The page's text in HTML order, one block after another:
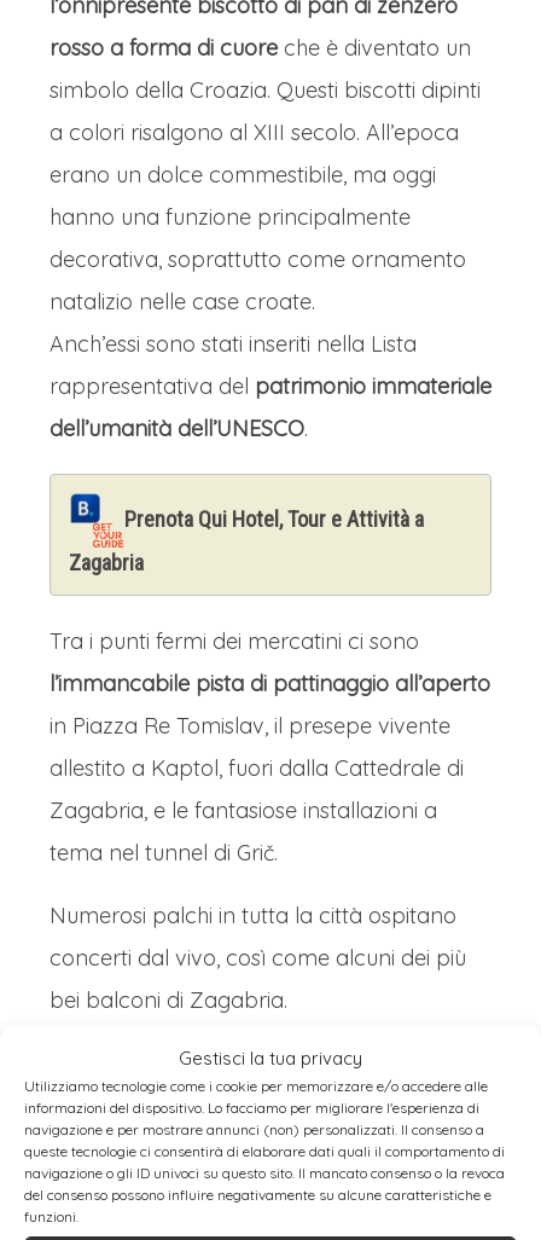
Gestisci la tua privacy
Utilizziamo tecnologie come i cookie per memorizzare e/o accedere alle
informazioni del dispositivo. Lo facciamo per migliorare l'esperienza di
navigazione e per mostrare annunci (non) personalizzati. Il consenso a
queste tecnologie ci consentirà di elaborare dati quali il comportamento di
navigazione o gli ID univoci su questo sito. Il mancato consenso o la revoca
del consenso possono influire negativamente su alcune caratteristiche e
funzioni.
rosso a forma di cuore che è diventato un
simbolo della Croazia. Questi biscotti dipinti
a colori risalgono al XIII secolo. All’epoca
erano un dolce commestibile, ma oggi
hanno una funzione principalmente
decorativa, soprattutto come ornamento
natalizio nelle case croate.
Anch’essi sono stati inseriti nella Lista
rappresentativa del patrimonio immateriale
dell’umanità dell’UNESCO.
Prenota Qui Hotel, Tour e Attività a
Zagabria
Tra i punti fermi dei mercatini ci sono
l’immancabile pista di pattinaggio all’aperto
in Piazza Re Tomislav, il presepe vivente
allestito a Kaptol, fuori dalla Cattedrale di
Zagabria, e le fantasiose installazioni a
tema nel tunnel di Grič.
Numerosi palchi in tutta la città ospitano
concerti dal vivo, così come alcuni dei più
bei balconi di Zagabria.
rinnova per le feste con l’introduzione di
uno dei tram più amati dalle famiglie,il
Merry Christmas Tram, che percorre via
Praška collegando piazza Ban Jelačić a